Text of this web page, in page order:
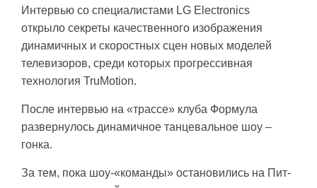
Интервью со специалистами LG Electronics
открыло секреты качественного изображения
динамичных и скоростных сцен новых моделей
телевизоров, среди которых прогрессивная
технология TruMotion.
После интервью на «трассе» клуба Формула
развернулось динамичное танцевальное шоу –
гонка.
За тем, пока шоу-«команды» остановились на Пит-